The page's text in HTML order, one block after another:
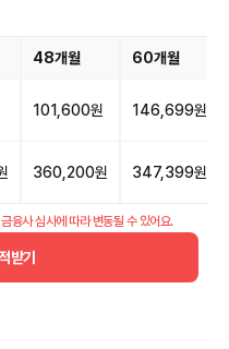
48개월 60개월
101,600원 146,699원
360,200원 347,399원
융사 심사에 따라 변동될 수 있어요.
받기